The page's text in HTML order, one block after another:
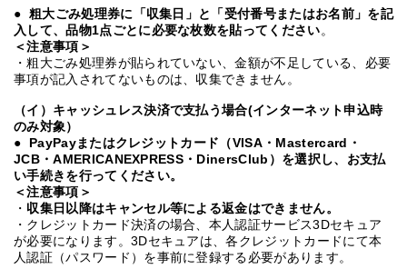
● 粗大ごみ処理券に「収集日」と「受付番号またはお名前」を記
入して、品物1点ごとに必要な枚数を貼ってください。
＜注意事項＞
・粗大ごみ処理券が貼られていない、金額が不足している、必要
事項が記入されてないものは、収集できません。
（イ）キャッシュレス決済で支払う場合(インターネット申込時
のみ対象）
● PayPayまたはクレジットカード（VISA・Mastercard・
JCB・AMERICANEXPRESS・DinersClub ）を選択し、お支払
い手続きを行ってください。
＜注意事項＞
・ 収集日以降はキャンセル等による返金はできません。
・クレジットカード決済の場合、本人認証サービス3Dセキュア
が必要になります。3Dセキュアは、各クレジットカードにて本
人認証（パスワード）を事前に登録する必要があります。